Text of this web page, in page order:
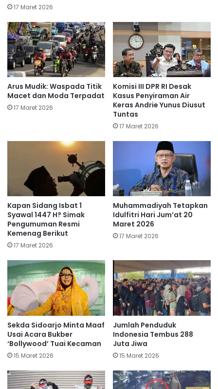
17 Maret 2026
Arus Mudik: Waspada Titik
Macet dan Moda Terpadat
17 Maret 2026
Komisi III DPR RI Desak
Kasus Penyiraman Air
Keras Andrie Yunus Diusut
Tuntas
17 Maret 2026
Kapan Sidang Isbat 1
Syawal 1447 H? Simak
Pengumuman Resmi
Kemenag Berikut
17 Maret 2026
Muhammadiyah Tetapkan
Idulfitri Hari Jum’at 20
Maret 2026
17 Maret 2026
Sekda Sidoarjo Minta Maaf
Usai Acara Bukber
‘Bollywood’ Tuai Kecaman
15 Maret 2026
Jumlah Penduduk
Indonesia Tembus 288
Juta Jiwa
15 Maret 2026